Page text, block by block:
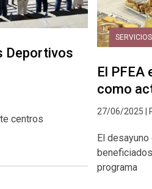
Deportivos
centros
El
como
27/06/2025 |
El
programa